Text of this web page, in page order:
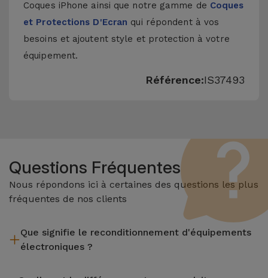
Coques iPhone ainsi que notre gamme de Coques
et Protections D'Ecran qui répondent à vos
besoins et ajoutent style et protection à votre
équipement.
Référence:IS37493
Questions Fréquentes
Nous répondons ici à certaines des questions les plus
fréquentes de nos clients
Que signifie le reconditionnement d'équipements
électroniques ?